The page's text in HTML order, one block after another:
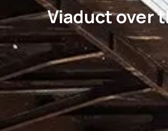
Viaduct over